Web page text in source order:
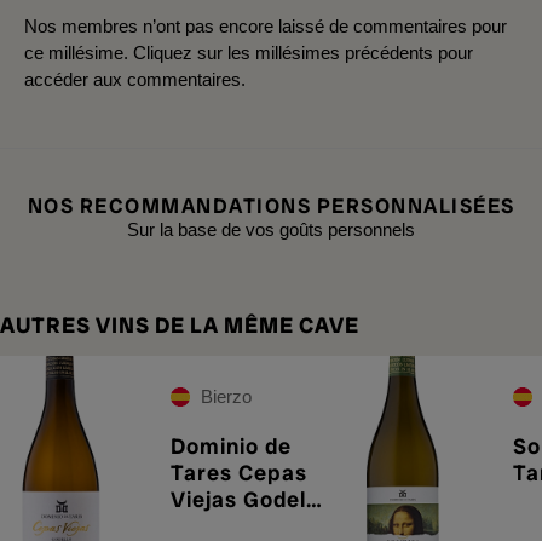
Nos membres n’ont pas encore laissé de commentaires pour
ce millésime. Cliquez sur les millésimes précédents pour
accéder aux commentaires.
NOS RECOMMANDATIONS PERSONNALISÉES
Sur la base de vos goûts personnels
AUTRES VINS DE LA MÊME CAVE
Bierzo
Dominio de
Tares Cepas
Viejas Godello